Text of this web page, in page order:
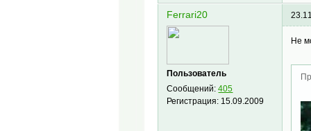
Ferrari20
Пользователь
Сообщений:405
Регистрация: 15.09.2009
Не